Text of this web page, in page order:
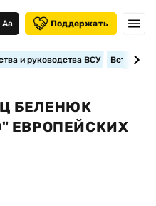
Аа Поддержать
и руководства ВСУ
БЕЛЕНЮК
ЕВРОПЕЙСКИХ